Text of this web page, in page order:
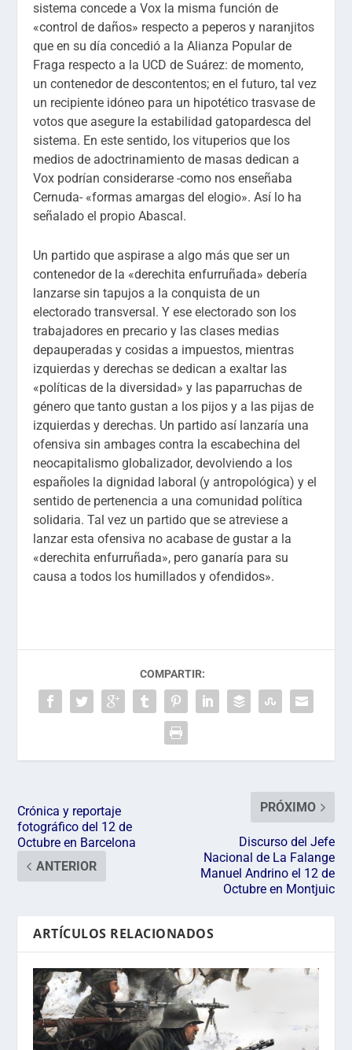
sistema concede a Vox la misma función de
«control de daños» respecto a peperos y naranjitos
que en su día concedió a la Alianza Popular de
Fraga respecto a la UCD de Suárez: de momento,
un contenedor de descontentos; en el futuro, tal vez
un recipiente idóneo para un hipotético trasvase de
votos que asegure la estabilidad gatopardesca del
sistema. En este sentido, los vituperios que los
medios de adoctrinamiento de masas dedican a
Vox podrían considerarse -como nos enseñaba
Cernuda- «formas amargas del elogio». Así lo ha
señalado el propio Abascal.
Un partido que aspirase a algo más que ser un
contenedor de la «derechita enfurruñada» debería
lanzarse sin tapujos a la conquista de un
electorado transversal. Y ese electorado son los
trabajadores en precario y las clases medias
depauperadas y cosidas a impuestos, mientras
izquierdas y derechas se dedican a exaltar las
«políticas de la diversidad» y las paparruchas de
género que tanto gustan a los pijos y a las pijas de
izquierdas y derechas. Un partido así lanzaría una
ofensiva sin ambages contra la escabechina del
neocapitalismo globalizador, devolviendo a los
españoles la dignidad laboral (y antropológica) y el
sentido de pertenencia a una comunidad política
solidaria. Tal vez un partido que se atreviese a
lanzar esta ofensiva no acabase de gustar a la
«derechita enfurruñada», pero ganaría para su
causa a todos los humillados y ofendidos».
COMPARTIR:
Crónica y reportaje
fotográfico del 12 de
Octubre en Barcelona
ANTERIOR
PRÓXIMO
Discurso del Jefe
Nacional de La Falange
Manuel Andrino el 12 de
Octubre en Montjuic
ARTÍCULOS RELACIONADOS